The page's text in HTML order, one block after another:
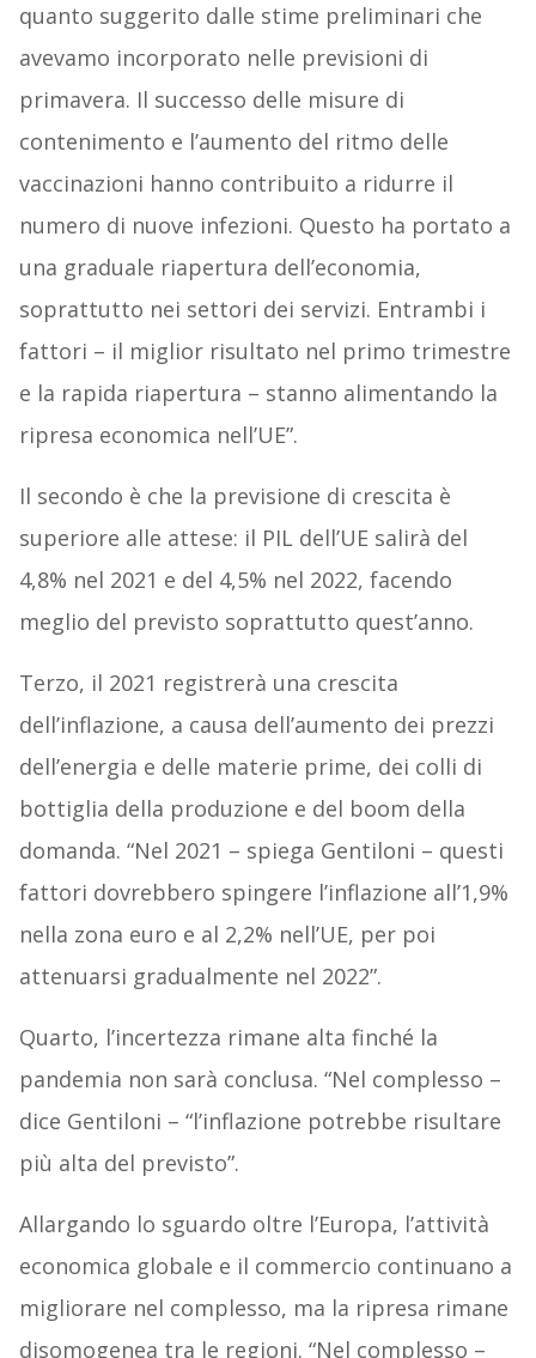
quanto suggerito dalle stime preliminari che
avevamo incorporato nelle previsioni di
primavera. Il successo delle misure di
contenimento e l’aumento del ritmo delle
vaccinazioni hanno contribuito a ridurre il
numero di nuove infezioni. Questo ha portato a
una graduale riapertura dell’economia,
soprattutto nei settori dei servizi. Entrambi i
fattori – il miglior risultato nel primo trimestre
e la rapida riapertura – stanno alimentando la
ripresa economica nell’UE”.
Il secondo è che la previsione di crescita è
superiore alle attese: il PIL dell’UE salirà del
4,8% nel 2021 e del 4,5% nel 2022, facendo
meglio del previsto soprattutto quest’anno.
Terzo, il 2021 registrerà una crescita
dell’inflazione, a causa dell’aumento dei prezzi
dell’energia e delle materie prime, dei colli di
bottiglia della produzione e del boom della
domanda. “Nel 2021 – spiega Gentiloni – questi
fattori dovrebbero spingere l’inflazione all’1,9%
nella zona euro e al 2,2% nell’UE, per poi
attenuarsi gradualmente nel 2022”.
Quarto, l’incertezza rimane alta finché la
pandemia non sarà conclusa. “Nel complesso –
dice Gentiloni – “l’inflazione potrebbe risultare
più alta del previsto”.
Allargando lo sguardo oltre l’Europa, l’attività
economica globale e il commercio continuano a
migliorare nel complesso, ma la ripresa rimane
disomogenea tra le regioni. “Nel complesso –